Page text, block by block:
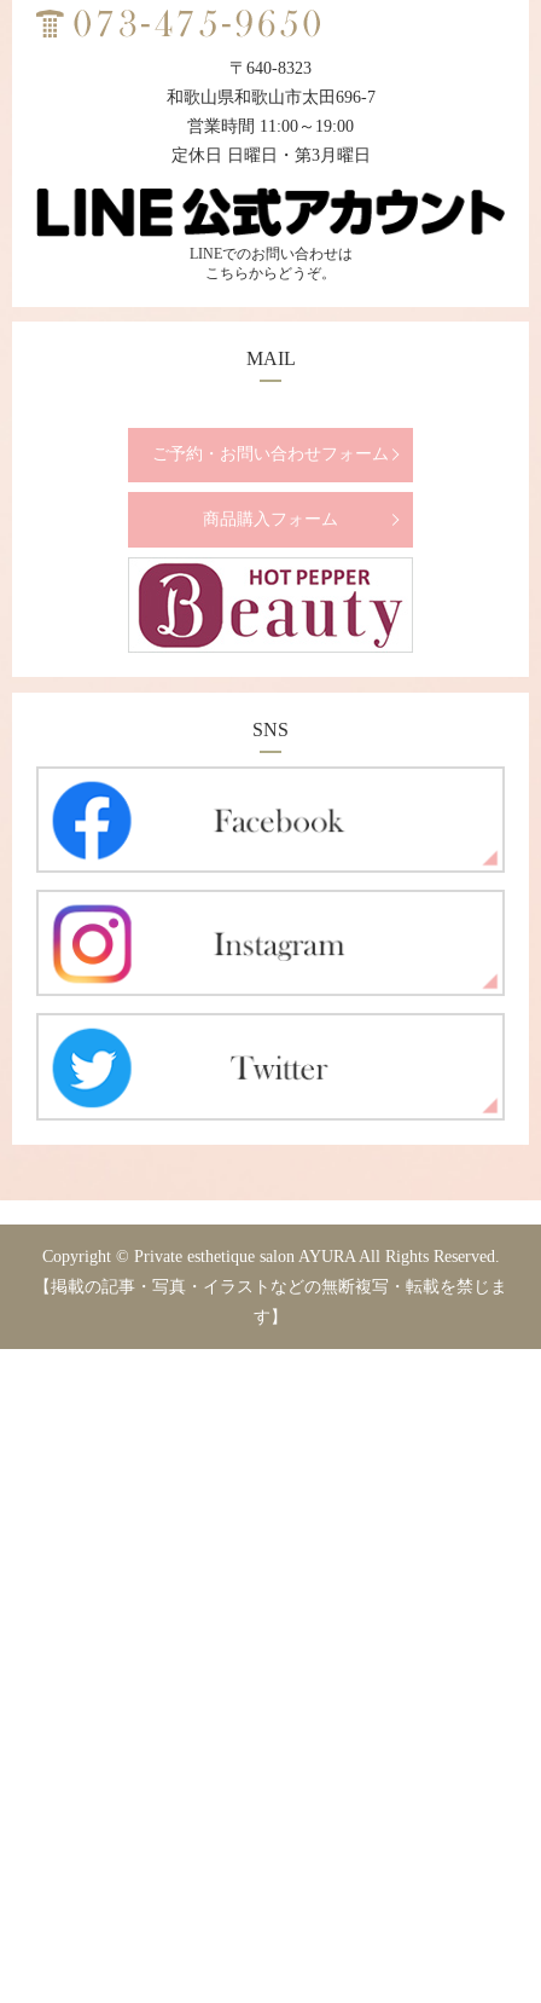
〒640-8323
和歌山県和歌山市太田696-7
営業時間 11:00～19:00
定休日 日曜日・第3月曜日
LINEでのお問い合わせは
こちらからどうぞ。
MAIL
ご予約・お問い合わせフォーム
商品購入フォーム
SNS
Copyright © Private esthetique salon AYURA All Rights Reserved.
【掲載の記事・写真・イラストなどの無断複写・転載を禁じま
す】